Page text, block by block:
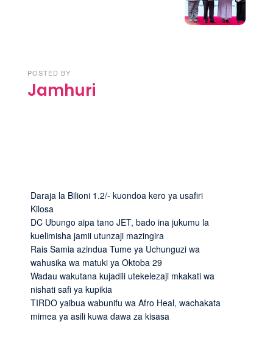
POSTED BY
Jamhuri
Daraja la Bilioni 1.2/- kuondoa kero ya usafiri
Kilosa
DC Ubungo aipa tano JET, bado ina jukumu la
kuelimisha jamii utunzaji mazingira
Rais Samia azindua Tume ya Uchunguzi wa
wahusika wa matuki ya Oktoba 29
Wadau wakutana kujadili utekelezaji mkakati wa
nishati safi ya kupikia
TIRDO yaibua wabunifu wa Afro Heal, wachakata
mimea ya asili kuwa dawa za kisasa